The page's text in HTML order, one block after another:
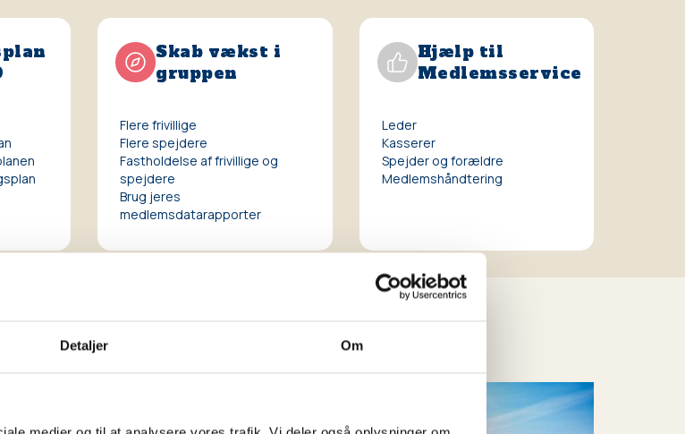
Detaljer Om
Skab vækst i
gruppen
Flere frivillige
Flere spejdere
Fastholdelse af frivillige og
spejdere
Brug jeres
medlemsdatarapporter
Hjælp til
Medlemsservice
Leder
Kasserer
Spejder og forældre
Medlemshåndtering